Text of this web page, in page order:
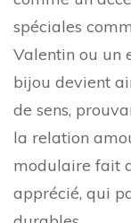
spéciales
Valentin ou un
bijou devient
de sens,
la relation
modulaire fait
apprécié, qui